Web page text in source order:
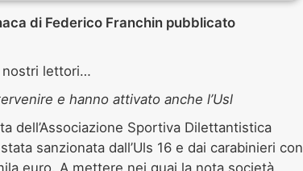
di Federico Franchin pubblicato
nostri lettori…
e hanno attivato anche l’Usl
dell’Associazione Sportiva Dilettantistica
sanzionata dall’Uls 16 e dai carabinieri con